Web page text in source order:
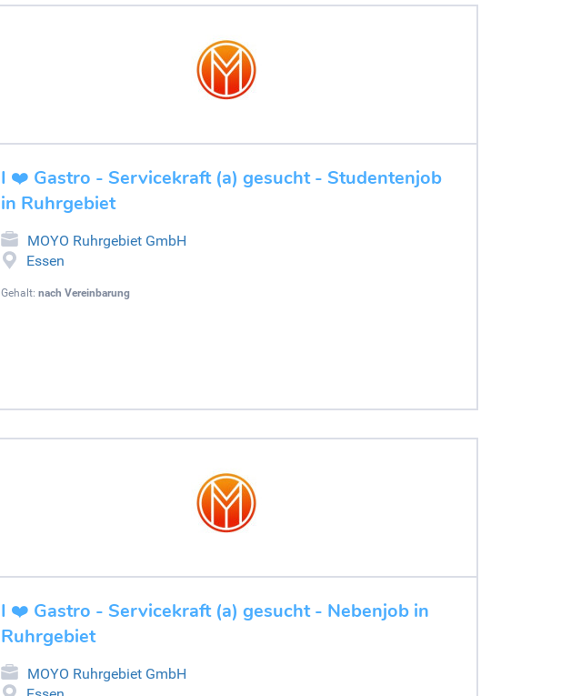
I ❤️ Gastro - Servicekraft (a) gesucht - Studentenjob
in Ruhrgebiet
MOYO Ruhrgebiet GmbH
Essen
Gehalt: nach Vereinbarung
I ❤️ Gastro - Servicekraft (a) gesucht - Nebenjob in
Ruhrgebiet
MOYO Ruhrgebiet GmbH